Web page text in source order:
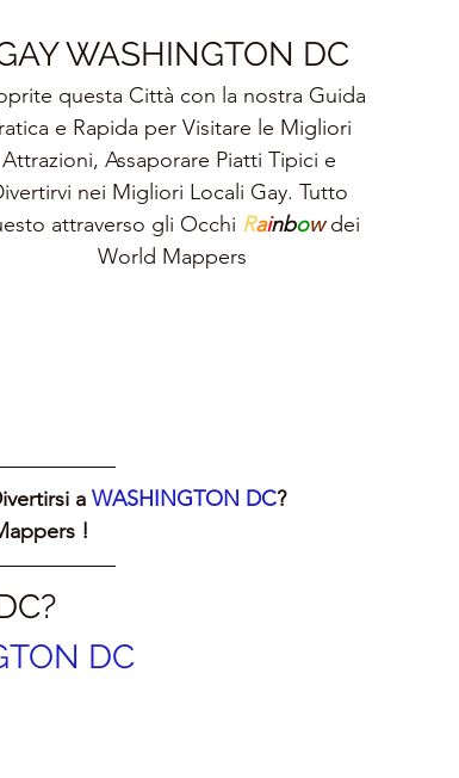
WASHINGTON DC
questa Città con la nostra Guida
e Rapida per Visitare le Migliori
Attrazioni, Assaporare Piatti Tipici e
nei Migliori Locali Gay. Tutto
attraverso gli Occhi Rainbow dei
World Mappers
a WASHINGTON DC?
!
DC